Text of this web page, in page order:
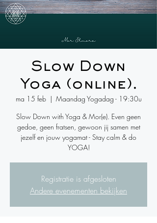
Slow Down
Yoga (online).
ma 15 feb
  |
Maandag Yogadag - 19:30u
Slow Down with Yoga & Mor(e). Even geen
gedoe, geen fratsen, gewoon jij samen met
jezelf en jouw yogamat - Stay calm & do
YOGA!
Registratie is afgesloten
Andere evenementen bekijken